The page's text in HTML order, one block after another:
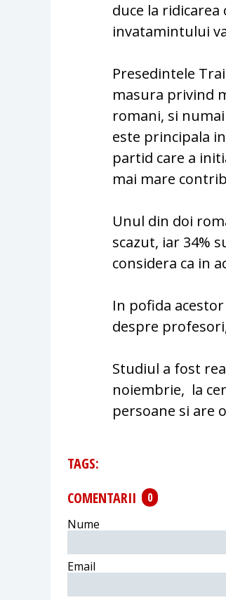
duce la
invatamintului
Presedintele
masura privind
romani, si
este principala
partid care a
mai mare
Unul din doi
scazut, iar 34%
considera ca in
In pofida
despre
Studiul a fost
noiembrie, la
persoane si are
TAGS:
COMENTARII
0
Nume
Email